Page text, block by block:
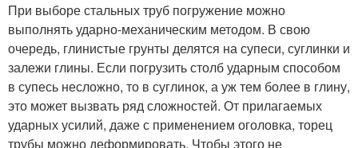
При выборе стальных труб погружение можно
выполнять ударно-механическим методом. В свою
очередь, глинистые грунты делятся на супеси, суглинки и
залежи глины. Если погрузить столб ударным способом
в супесь несложно, то в суглинок, а уж тем более в глину,
это может вызвать ряд сложностей. От прилагаемых
ударных усилий, даже с применением оголовка, торец
трубы можно деформировать. Чтобы этого не